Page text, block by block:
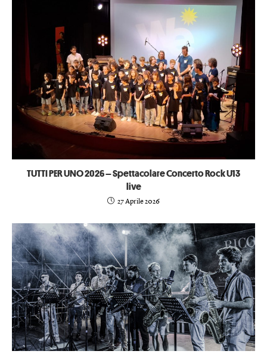
TUTTI PER UNO 2026 – Spettacolare Concerto Rock U13
live
27 Aprile 2026